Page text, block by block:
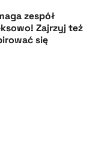
zespół
Zajrzyj też
się